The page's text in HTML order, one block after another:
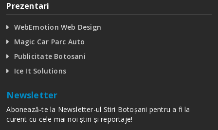
Prezentari
WebEmotion Web Design
Magic Car Parc Auto
Publicitate Botosani
Ice It Solutions
Newsletter
Abonează-te la Newsletter-ul Stiri Botoșani pentru a fi la
curent cu cele mai noi știri și reportaje!